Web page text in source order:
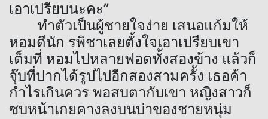
เอาเปรียบนะคะ”
ทำตัวเป็นผู้ชายใจง่าย เสนอแก้มให้
หอมดีนัก รพิชาเลยตั้งใจเอาเปรียบเขา
เต็มที่ หอมไปหลายฟอดทั้งสองข้าง แล้วก็
จุ๊บที่ปากได้รูปไปอีกสองสามครั้ง เธอค้า
กำไรเกินควร พอสบตากับเขา หญิงสาวก็
ซบหน้าเกยคางลงบนบ่าของชายหนุ่ม